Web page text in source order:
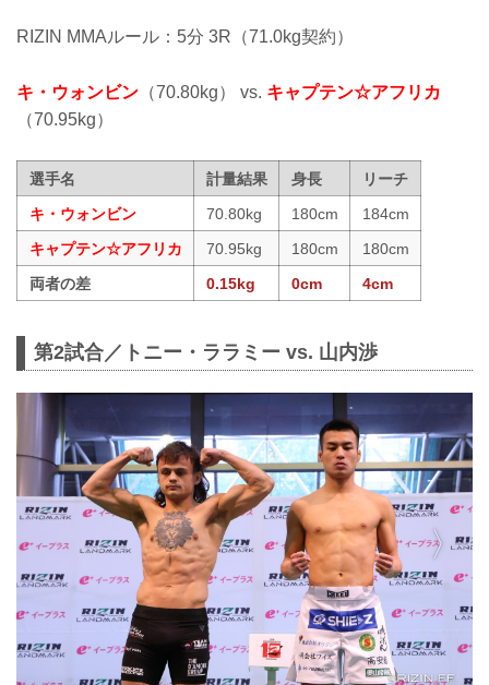
RIZIN MMAルール：5分 3R（71.0kg契約）
キ・ウォンビン （70.80kg） vs. キャプテン☆アフリカ
（70.95kg）
選手名 計量結果 身長
リーチ
キ・ウォンビン
70.80kg 180cm
184cm
キャプテン☆アフリカ
70.95kg 180cm
180cm
両者の差
0.15kg 0cm 4cm
第2試合／トニー・ララミー vs. 山内渉